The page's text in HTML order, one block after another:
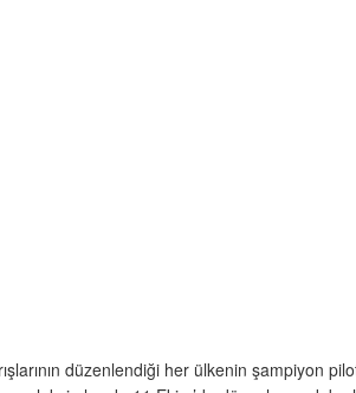
düzenlendiği her ülkenin şampiyon